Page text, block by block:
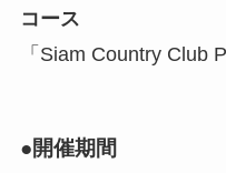
コース
「Siam Country Club
●開催期間